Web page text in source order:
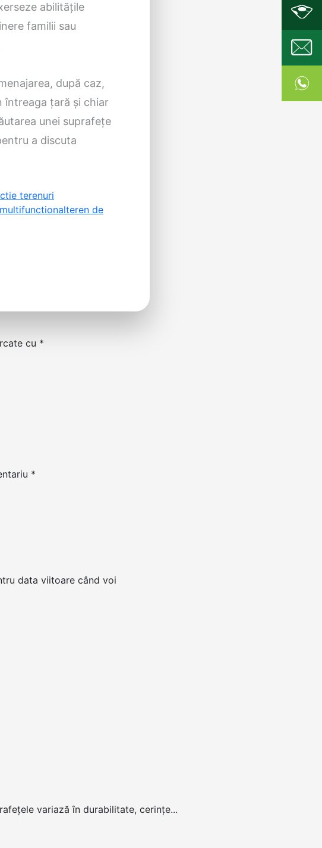
abilitățile
familii sau
după caz,
întreaga țară și chiar
unei suprafețe
a discuta
terenuri
teren de
cu *
*
data viitoare când voi
variază în durabilitate, cerinţe...